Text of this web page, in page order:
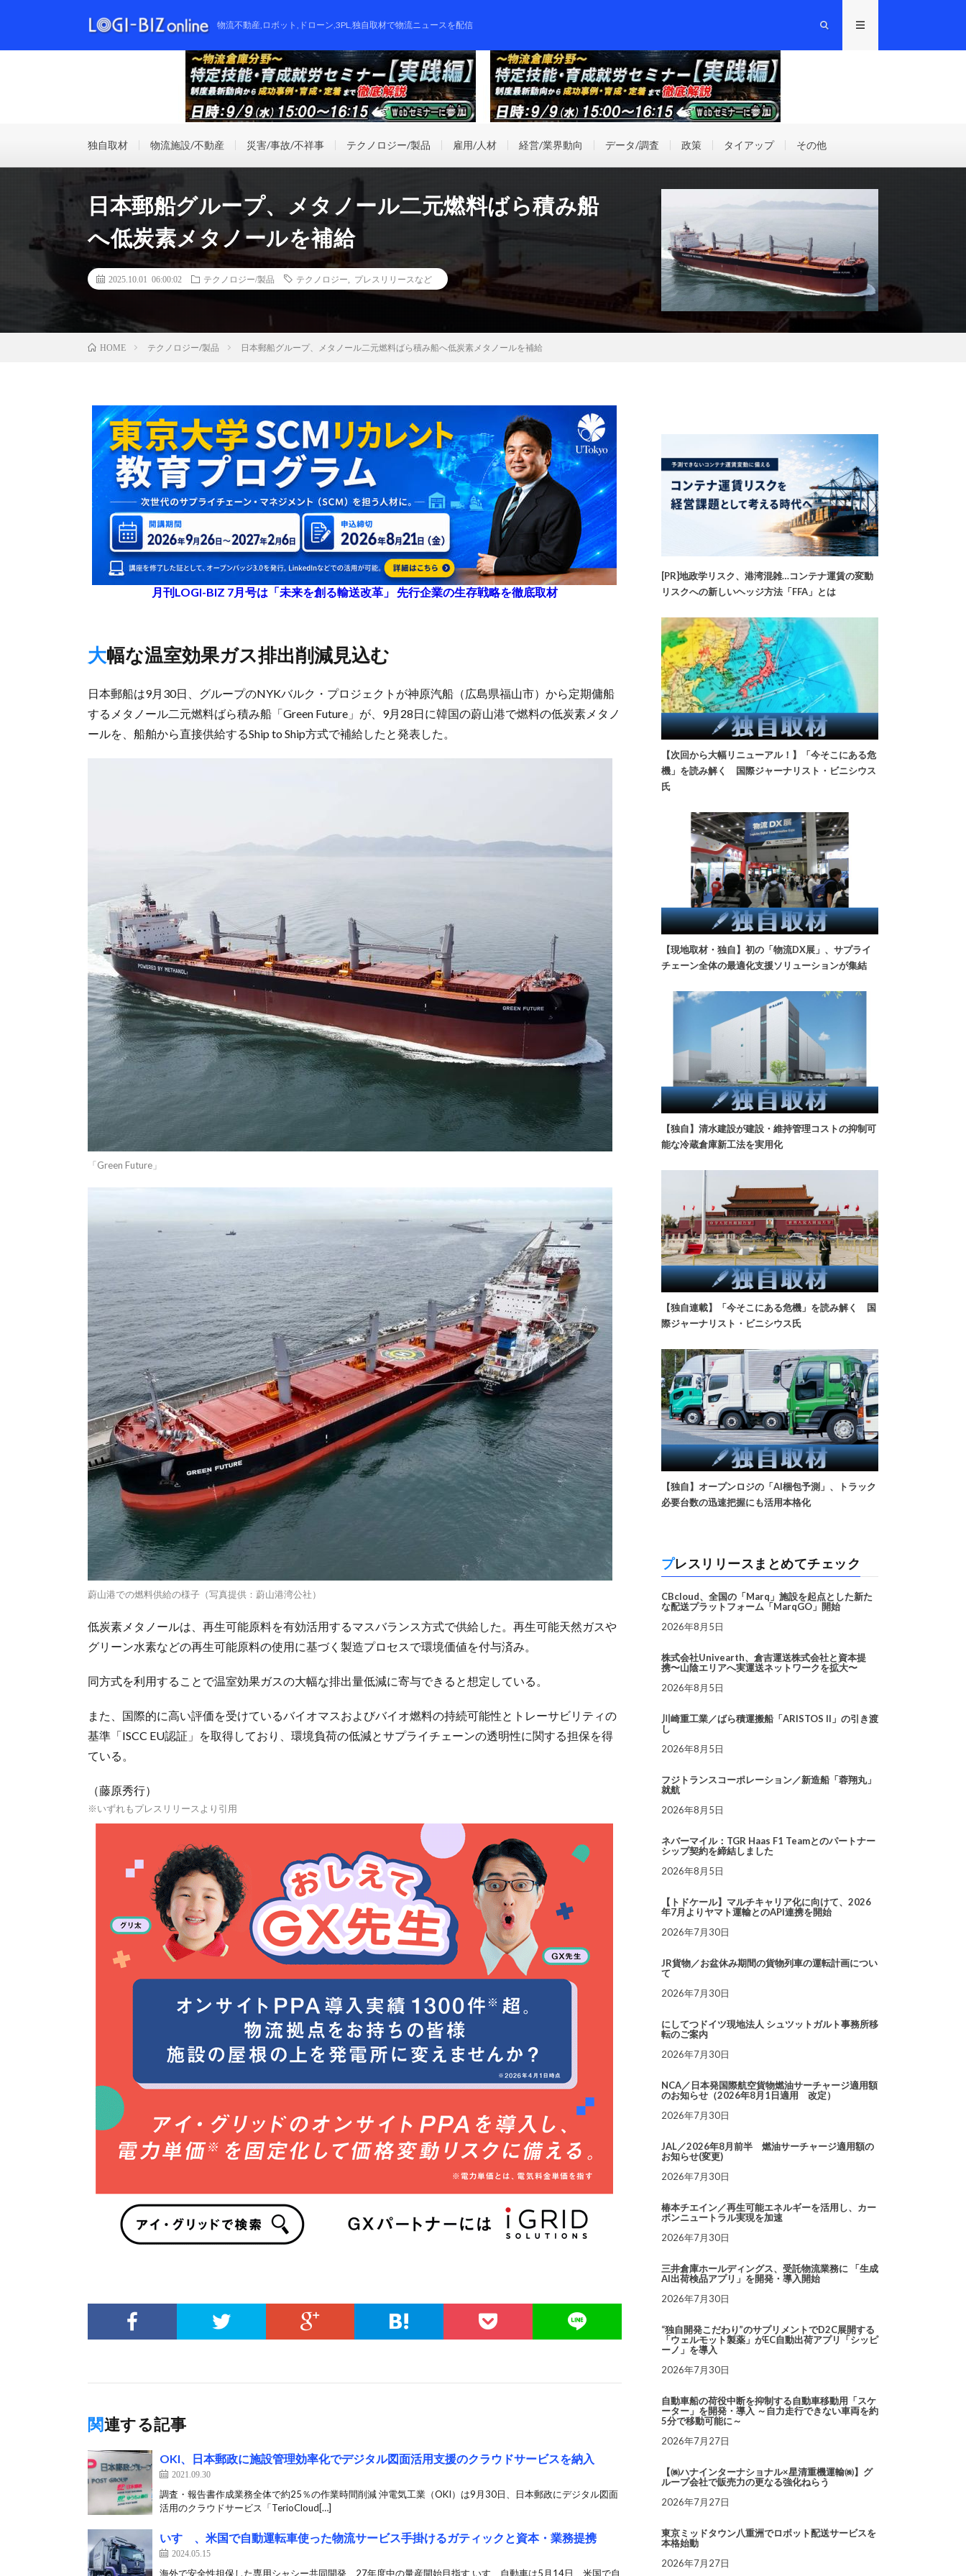
物流不動産,ロボット,ドローン,3PL,独自取材で物流ニュースを配信
独自取材 物流施設/不動産 災害/事故/不祥事 テクノロジー/製品 雇用/人材 経営/業界動向 データ/調査 政策 タイアップ その他
日本郵船グループ、メタノール二元燃料ばら積み船
へ低炭素メタノールを補給
2025.10.01 06:00:02 テクノロジー/製品 テクノロジー プレスリリースなど
HOME テクノロジー/製品 日本郵船グループ、メタノール二元燃料ばら積み船へ低炭素メタノールを補給
月刊LOGI-BIZ 7月号は「未来を創る輸送改革」 先行企業の生存戦略を徹底取材
大幅な温室効果ガス排出削減見込む
日本郵船は9月30日、グループのNYKバルク・プロジェクトが神原汽船（広島県福山市）から定期傭船
するメタノール二元燃料ばら積み船「Green Future」が、9月28日に韓国の蔚山港で燃料の低炭素メタノ
ールを、船舶から直接供給するShip to Ship方式で補給したと発表した。
「Green Future」
蔚山港での燃料供給の様子（写真提供：蔚山港湾公社）
低炭素メタノールは、再生可能原料を有効活用するマスバランス方式で供給した。再生可能天然ガスや
グリーン水素などの再生可能原料の使用に基づく製造プロセスで環境価値を付与済み。
同方式を利用することで温室効果ガスの大幅な排出量低減に寄与できると想定している。
また、国際的に高い評価を受けているバイオマスおよびバイオ燃料の持続可能性とトレーサビリティの
基準「ISCC EU認証」を取得しており、環境負荷の低減とサプライチェーンの透明性に関する担保を得
ている。
（藤原秀行）
※いずれもプレスリリースより引用
関連する記事
OKI、日本郵政に施設管理効率化でデジタル図面活用支援のクラウドサービスを納入
2021.09.30
調査・報告書作成業務全体で約25％の作業時間削減 沖電気工業（OKI）は9月30日、日本郵政にデジタル図面
活用のクラウドサービス「TerioCloud[…]
いすゞ、米国で自動運転車使った物流サービス手掛けるガティックと資本・業務提携
2024.05.15
海外で安全性担保した専用シャシー共同開発、27年度中の量産開始目指す いすゞ自動車は5月14日、米国で自
[PR]地政学リスク、港湾混雑…コンテナ運賃の変動
リスクへの新しいヘッジ方法「FFA」とは
【次回から大幅リニューアル！】「今そこにある危
機」を読み解く 国際ジャーナリスト・ビニシウス
氏
【現地取材・独自】初の「物流DX展」、サプライ
チェーン全体の最適化支援ソリューションが集結
【独自】清水建設が建設・維持管理コストの抑制可
能な冷蔵倉庫新工法を実用化
【独自連載】「今そこにある危機」を読み解く 国
際ジャーナリスト・ビニシウス氏
【独自】オープンロジの「AI梱包予測」、トラック
必要台数の迅速把握にも活用本格化
プレスリリースまとめてチェック
CBcloud、全国の「Marq」施設を起点とした新た
な配送プラットフォーム「MarqGO」開始
2026年8月5日
株式会社Univearth、倉吉運送株式会社と資本提
携〜山陰エリアへ実運送ネットワークを拡大〜
2026年8月5日
川崎重工業／ばら積運搬船「ARISTOS II」の引き渡
し
2026年8月5日
フジトランスコーポレーション／新造船「蓉翔丸」
就航
2026年8月5日
ネバーマイル：TGR Haas F1 Teamとのパートナー
シップ契約を締結しました
2026年8月5日
【トドケール】マルチキャリア化に向けて、2026
年7月よりヤマト運輸とのAPI連携を開始
2026年7月30日
JR貨物／お盆休み期間の貨物列車の運転計画につい
て
2026年7月30日
にしてつドイツ現地法人 シュツットガルト事務所移
転のご案内
2026年7月30日
NCA／日本発国際航空貨物燃油サーチャージ適用額
のお知らせ（2026年8月1日適用 改定）
2026年7月30日
JAL／2026年8月前半 燃油サーチャージ適用額の
お知らせ(変更)
2026年7月30日
椿本チエイン／再生可能エネルギーを活用し、カー
ボンニュートラル実現を加速
2026年7月30日
三井倉庫ホールディングス、受託物流業務に 「生成
AI出荷検品アプリ」を開発・導入開始
2026年7月30日
“独自開発こだわり”のサプリメントでD2C展開する
「ウェルモット製薬」がEC自動出荷アプリ「シッピ
ーノ」を導入
2026年7月30日
自動車船の荷役中断を抑制する自動車移動用「スケ
ーター」を開発・導入 ～自力走行できない車両を約
5分で移動可能に～
2026年7月27日
【㈱ハナインターナショナル×星清重機運輸㈱】グ
ループ会社で販売力の更なる強化ねらう
2026年7月27日
東京ミッドタウン八重洲でロボット配送サービスを
本格始動
2026年7月27日